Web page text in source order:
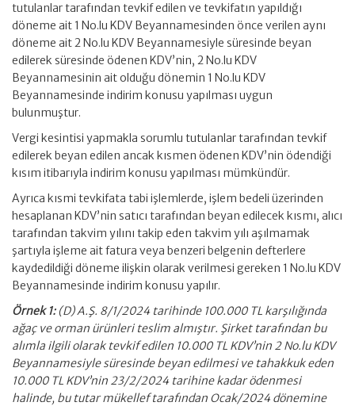
tutulanlar tarafından tevkif edilen ve tevkifatın yapıldığı
döneme ait 1 No.lu KDV Beyannamesinden önce verilen aynı
döneme ait 2 No.lu KDV Beyannamesiyle süresinde beyan
edilerek süresinde ödenen KDV’nin, 2 No.lu KDV
Beyannamesinin ait olduğu dönemin 1 No.lu KDV
Beyannamesinde indirim konusu yapılması uygun
bulunmuştur.
Vergi kesintisi yapmakla sorumlu tutulanlar tarafından tevkif
edilerek beyan edilen ancak kısmen ödenen KDV’nin ödendiği
kısım itibarıyla indirim konusu yapılması mümkündür.
Ayrıca kısmi tevkifata tabi işlemlerde, işlem bedeli üzerinden
hesaplanan KDV’nin satıcı tarafından beyan edilecek kısmı, alıcı
tarafından takvim yılını takip eden takvim yılı aşılmamak
şartıyla işleme ait fatura veya benzeri belgenin defterlere
kaydedildiği döneme ilişkin olarak verilmesi gereken 1 No.lu KDV
Beyannamesinde indirim konusu yapılır.
Örnek 1:(D) A.Ş. 8/1/2024 tarihinde 100.000 TL karşılığında
ağaç ve orman ürünleri teslim almıştır. Şirket tarafından bu
alımla ilgili olarak tevkif edilen 10.000 TL KDV’nin 2 No.lu KDV
Beyannamesiyle süresinde beyan edilmesi ve tahakkuk eden
10.000 TL KDV’nin 23/2/2024 tarihine kadar ödenmesi
halinde, bu tutar mükellef tarafından Ocak/2024 dönemine